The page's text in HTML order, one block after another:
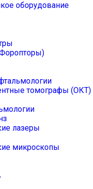
оборудование
томографы (ОКТ)
лазеры
микроскопы